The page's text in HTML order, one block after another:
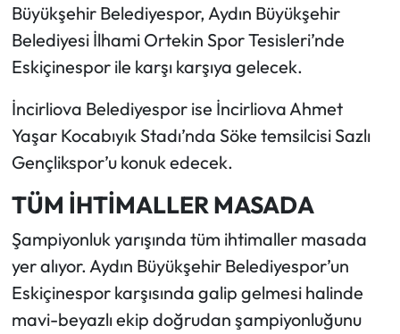
Büyükşehir Belediyespor, Aydın Büyükşehir
Belediyesi İlhami Ortekin Spor Tesisleri’nde
Eskiçinespor ile karşı karşıya gelecek.
İncirliova Belediyespor ise İncirliova Ahmet
Yaşar Kocabıyık Stadı’nda Söke temsilcisi Sazlı
Gençlikspor’u konuk edecek.
TÜM İHTİMALLER MASADA
Şampiyonluk yarışında tüm ihtimaller masada
yer alıyor. Aydın Büyükşehir Belediyespor’un
Eskiçinespor karşısında galip gelmesi halinde
mavi-beyazlı ekip doğrudan şampiyonluğunu